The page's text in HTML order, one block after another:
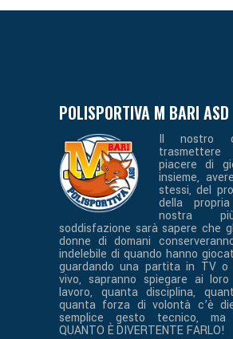
POLISPORTIVA M BARI ASD
Il nostro
piacere di
insieme,
stessi, del
della
nostra
soddisfazione sarà sapere che
donne di domani
indelebile di quando hanno
guardando una partita in TV o
vivo, sapranno spiegare ai
lavoro, quanta disciplina,
quanta forza di volontà c’è
semplice gesto tecnico, ma
QUANTO È DIVERTENTE FARLO!